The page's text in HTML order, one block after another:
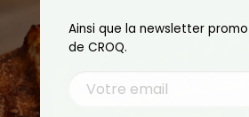
Ainsi que la newsletter
de CROQ.